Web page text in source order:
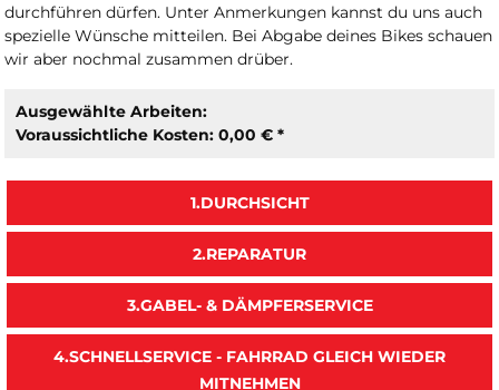
durchführen dürfen. Unter Anmerkungen kannst du uns auch
spezielle Wünsche mitteilen. Bei Abgabe deines Bikes schauen
wir aber nochmal zusammen drüber.
Ausgewählte Arbeiten:
Voraussichtliche Kosten: 0,00 € *
1.DURCHSICHT
2.REPARATUR
3.GABEL- & DÄMPFERSERVICE
4.SCHNELLSERVICE - FAHRRAD GLEICH WIEDER
MITNEHMEN